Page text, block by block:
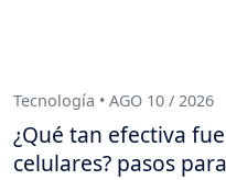
Tecnología • AGO 10 / 2026
¿Qué tan efectiva
celulares? pasos